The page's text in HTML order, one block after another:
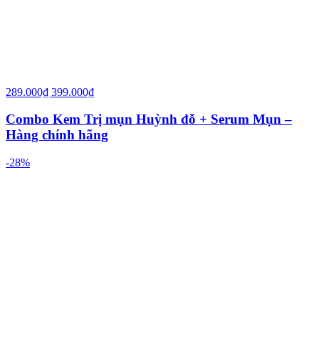
289.000₫ 399.000₫
Combo Kem Trị mụn Huỳnh đỗ + Serum Mụn –
Hàng chính hãng
-28%